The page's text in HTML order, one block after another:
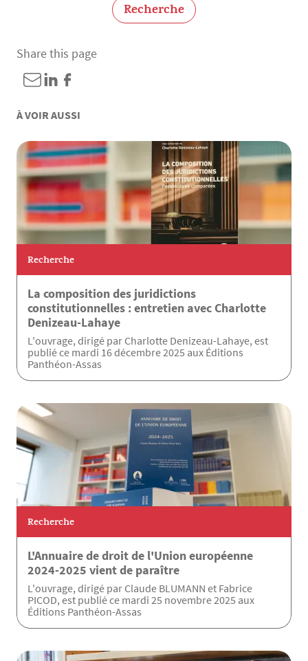
Recherche
Share this page
À VOIR AUSSI
Recherche
La composition des juridictions
constitutionnelles : entretien avec Charlotte
Denizeau-Lahaye
L'ouvrage, dirigé par Charlotte Denizeau-Lahaye, est
publié ce mardi 16 décembre 2025 aux Éditions
Panthéon-Assas
Recherche
L'Annuaire de droit de l'Union européenne
2024-2025 vient de paraître
L'ouvrage, dirigé par Claude BLUMANN et Fabrice
PICOD, est publié ce mardi 25 novembre 2025 aux
Éditions Panthéon-Assas